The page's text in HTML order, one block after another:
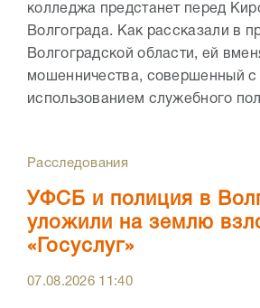
колледжа предстанет перед
Волгограда. Как рассказали в
Волгоградской области, ей
мошенничества, совершенный с
использованием служебного
Расследования
УФСБ и полиция в
уложили на землю
«Госуслуг»
07.08.2026 11:40